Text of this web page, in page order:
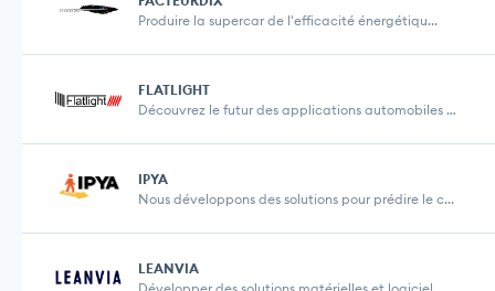
Produire la supercar de l'efficacité énergétiqu...
FLATLIGHT
Découvrez le futur des applications automobiles e...
IPYA
Nous développons des solutions pour prédire le c...
LEANVIA
Développer des solutions matérielles et logiciel...